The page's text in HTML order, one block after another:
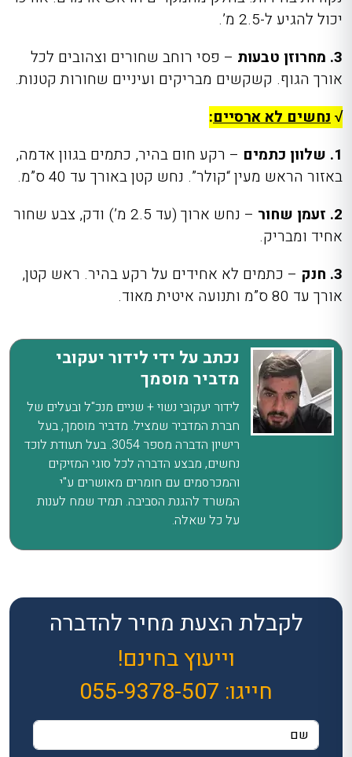
לקבלת הצעת מחיר להדברה
וייעוץ בחינם!
חייגו: 055-9378-507
יכול להגיע ל-2.5 מ’.
3. מחרוזן טבעות
– פסי רוחב שחורים וצהובים לכל
אורך הגוף. קשקשים מבריקים ועיניים שחורות קטנות.
√נחשים לא ארסיים:
1. שלוון כתמים
– רקע חום בהיר, כתמים בגוון אדמה,
באזור הראש מעין “קולר”. נחש קטן באורך עד 40 ס”מ.
2. זעמן שחור
– נחש ארוך (עד 2.5 מ’) ודק, צבע שחור
אחיד ומבריק.
3. חנק
– כתמים לא אחידים על רקע בהיר. ראש קטן,
אורך עד 80 ס”מ ותנועה איטית מאוד.
נכתב על ידי לידור יעקובי
מדביר מוסמך
לידור יעקובי נשוי + שניים מנכ"ל ובעלים של
חברת המדביר שמציל. מדביר מוסמך, בעל
רישיון הדברה מספר 3054. בעל תעודת לוכד
נחשים, מבצע הדברה לכל סוגי המזיקים
והמכרסמים עם חומרים מאושרים ע"י
המשרד להגנת הסביבה. תמיד שמח לענות
על כל שאלה.